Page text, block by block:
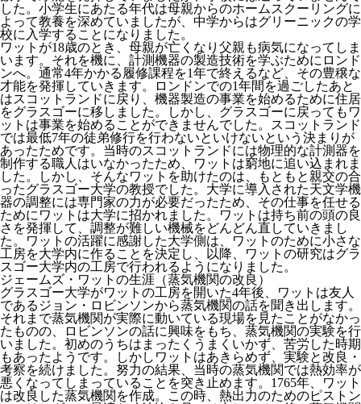
した。小学生にあたる年代は母親からのホームスクーリングに
よって教養を深めていましたが、中学からはグリーニックの学
校に入学することになりました。
ワットが18歳のとき、母親が亡くなり父親も病気になってしま
います。それを機に、計測機器の製造技術を学ぶためにロンド
ンへ。通常4年かかる履修課程を1年で終えるなど、その豊穣な
才能を発揮していきます。ロンドンでの1年間を過ごしたあと
はスコットランドに戻り、機器製造の事業を始めるために住居
をグラスゴーに移しました。しかし、グラスゴーに戻ってもワ
ットは事業を始めることができませんでした。スコットランド
では最低7年の徒弟修行を行わないといけないという決まりが
あったためです。当時のスコットランドには物理的な計測器を
制作する職人はいなかったため、ワットは窮地に追い込まれま
した。しかし、そんなワットを助けたのは、もともと親交の合
ったグラスゴー大学の教授でした。大学に導入された天文学機
器の調整には専門家の力が必要だったため、その仕事を任せる
ためにワットは大学に招かれました。ワットは持ち前の頭の良
さを発揮して、調整が難しい機械をどんどん直していきまし
た。ワットの活躍に感謝した大学側は、ワットのために小さな
工房を大学内に作ることを決定し、以降、ワットの研究はグラ
スゴー大学内の工房で行われるようになりました。
ジェームズ・ワットの生涯（蒸気機関の改良）
グラスゴー大学がワットの工房を開いた4年後、ワットは友人
であるジョン・ロビンソンから蒸気機関の話を聞き出します。
それまで蒸気機関が実際に動いている現場を見たことがなかっ
たものの、ロビンソンの話に興味をもち、蒸気機関の実験を行
いました。初めのうちはまったくうまくいかず、苦労した時期
もあったようです。しかしワットはあきらめず、実験と改良・
考察を続けました。努力の結果、当時の蒸気機関では熱効率が
悪くなってしまっていることを突き止めます。1765年、ワット
は改良した蒸気機関を作成。この時、熱出力のためのピストン